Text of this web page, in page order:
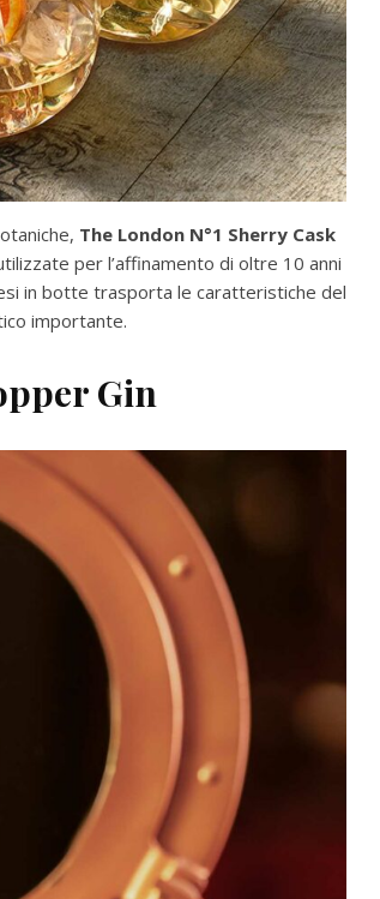
The London N°1 Sherry Cask
per l’affinamento di oltre 10 anni
in botte trasporta le caratteristiche del
importante.
Gin